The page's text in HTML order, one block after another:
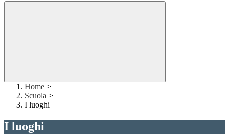
Home >
Scuola >
I luoghi
I luoghi